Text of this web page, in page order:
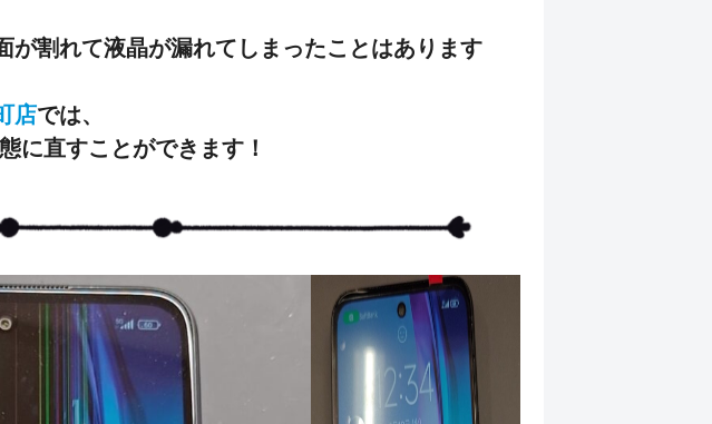
が割れて液晶が漏れてしまったことはあります
店では、
に直すことができます！